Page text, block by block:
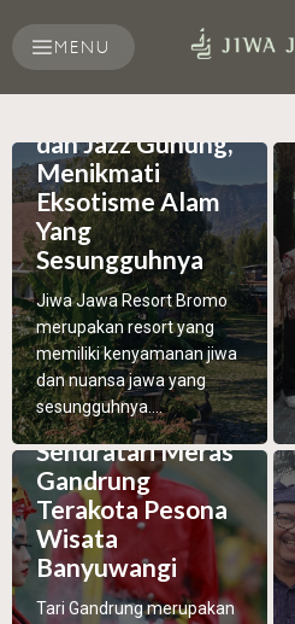
MENU
dan Jazz Gunung,
Menikmati
Eksotisme Alam
Yang
Sesungguhnya
Jiwa Jawa Resort Bromo
merupakan resort yang
memiliki kenyamanan jiwa
dan nuansa jawa yang
sesungguhnya....
Sendratari Meras
Gandrung
Terakota Pesona
Wisata
Banyuwangi
Tari Gandrung merupakan